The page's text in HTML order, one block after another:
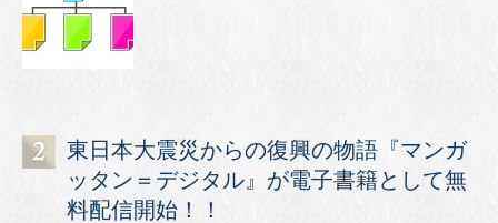
東日本大震災からの復興の物語『マンガ
ッタン＝デジタル』が電子書籍として無
料配信開始！！